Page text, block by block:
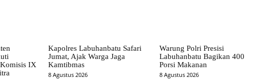
Komisis IX
Kapolres Labuhanbatu Safari
Jumat, Ajak Warga Jaga
Kamtibmas
8 Agustus 2026
Warung Polri Presisi
Labuhanbatu Bagikan 400
Porsi Makanan
8 Agustus 2026